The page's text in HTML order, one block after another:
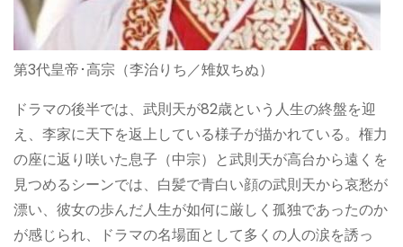
第3代皇帝･高宗（李治りち／雉奴ちぬ）
ドラマの後半では、武則天が82歳という人生の終盤を迎
え、李家に天下を返上している様子が描かれている。権力
の座に返り咲いた息子（中宗）と武則天が高台から遠くを
見つめるシーンでは、白髪で青白い顔の武則天から哀愁が
漂い、彼女の歩んだ人生が如何に厳しく孤独であったのか
が感じられ、ドラマの名場面として多くの人の涙を誘っ